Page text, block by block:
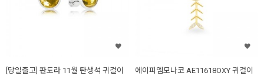
[당일출고] 판도라 11월 탄생석 귀걸이
에이피엠모나코 AE11618OXY 귀걸이